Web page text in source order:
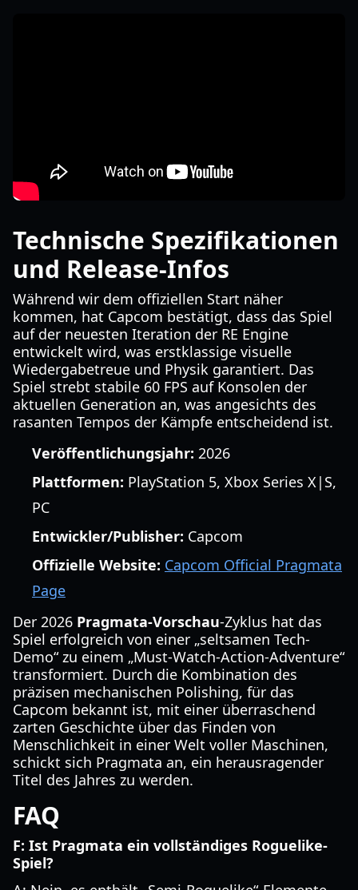
Technische Spezifikationen
und Release-Infos
Während wir dem offiziellen Start näher
kommen, hat Capcom bestätigt, dass das Spiel
auf der neuesten Iteration der RE Engine
entwickelt wird, was erstklassige visuelle
Wiedergabetreue und Physik garantiert. Das
Spiel strebt stabile 60 FPS auf Konsolen der
aktuellen Generation an, was angesichts des
rasanten Tempos der Kämpfe entscheidend ist.
Veröffentlichungsjahr: 2026
Plattformen: PlayStation 5, Xbox Series X|S,
PC
Entwickler/Publisher: Capcom
Offizielle Website: Capcom Official Pragmata
Page
Der 2026 Pragmata-Vorschau-Zyklus hat das
Spiel erfolgreich von einer „seltsamen Tech-
Demo“ zu einem „Must-Watch-Action-Adventure“
transformiert. Durch die Kombination des
präzisen mechanischen Polishing, für das
Capcom bekannt ist, mit einer überraschend
zarten Geschichte über das Finden von
Menschlichkeit in einer Welt voller Maschinen,
schickt sich Pragmata an, ein herausragender
Titel des Jahres zu werden.
FAQ
F: Ist Pragmata ein vollständiges Roguelike-
Spiel?